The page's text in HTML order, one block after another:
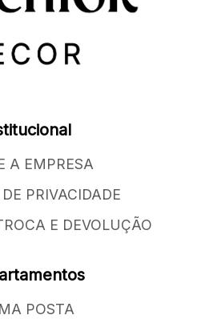
A EMPRESA
PRIVACIDADE
E DEVOLUÇÃO
POSTA